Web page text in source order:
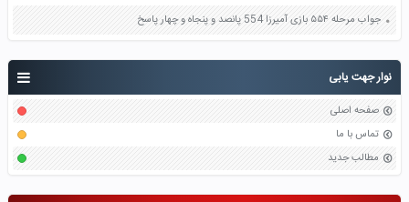
نوار جهت یابی
صفحه اصلی
تماس با ما
مطالب جدید
جواب مرحله ۵۵۴ بازی آمیرزا 554 پانصد و پنجاه و چهار پاسخ